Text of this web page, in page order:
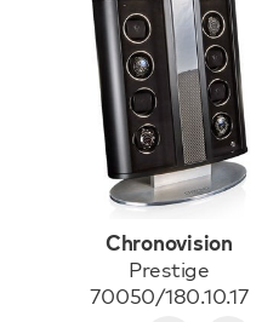
Chronovision
Prestige
70050/180.10.17